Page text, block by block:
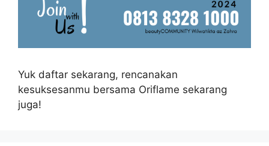
Yuk daftar sekarang, rencanakan
kesuksesanmu bersama Oriflame sekarang
juga!